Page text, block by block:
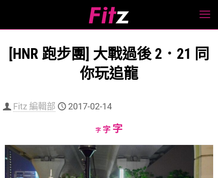
[HNR 跑步團] 大戰過後 2．21 同
你玩追龍
Fitz 編輯部 2017-02-14
字Decrease
字Reset
size.
字Increase
size.